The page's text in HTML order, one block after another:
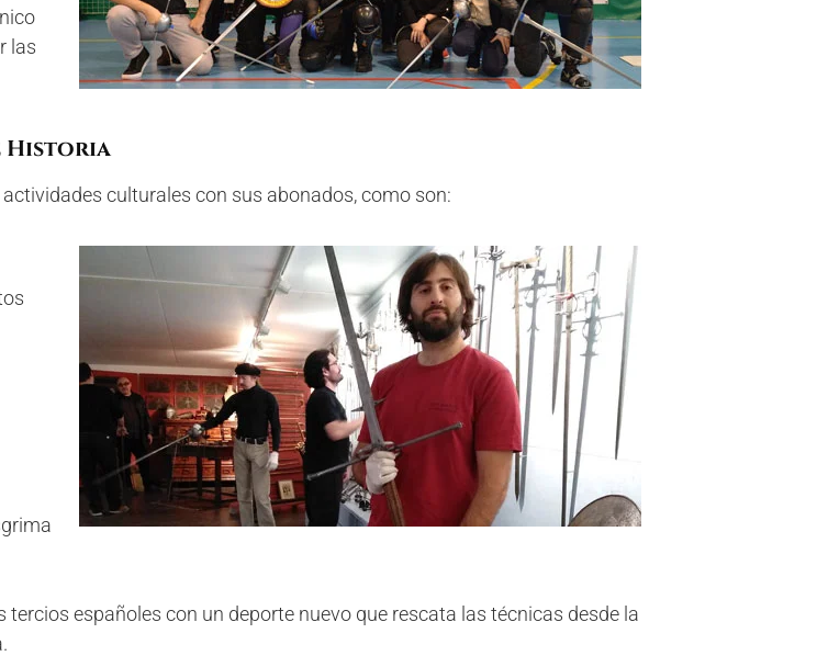
las
Historia
culturales con sus abonados, como son:
españoles con un deporte nuevo que rescata las técnicas desde la